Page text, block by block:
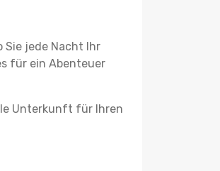
Sie jede Nacht Ihr
für ein Abenteuer
Unterkunft für Ihren